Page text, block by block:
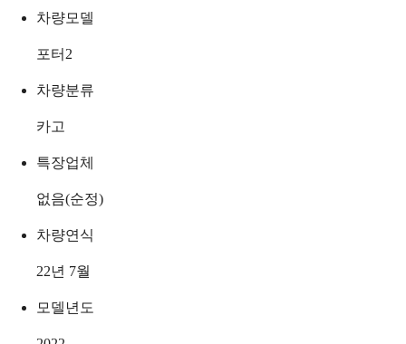
차량모델
포터2
차량분류
카고
특장업체
없음(순정)
차량연식
22년 7월
모델년도